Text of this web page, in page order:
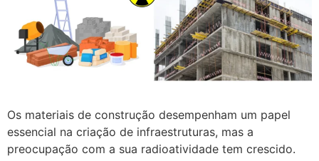
Os materiais de construção desempenham um papel
essencial na criação de infraestruturas, mas a
preocupação com a sua radioatividade tem crescido.